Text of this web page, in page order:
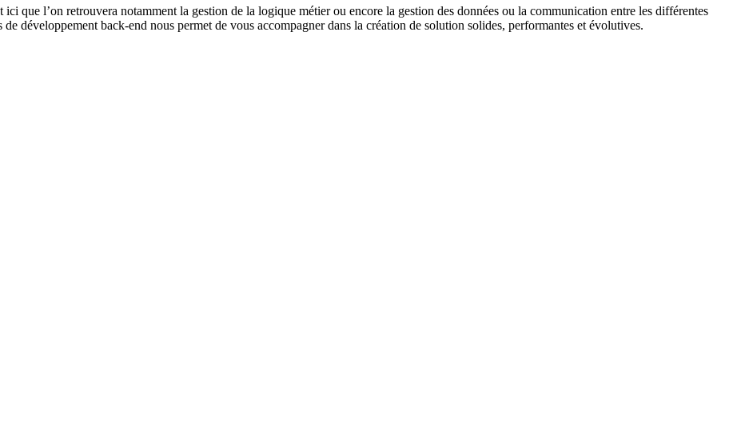
que l’on retrouvera notamment la gestion de la logique métier ou encore la gestion des données ou la communication entre les différentes
développement back-end nous permet de vous accompagner dans la création de solution solides, performantes et évolutives.